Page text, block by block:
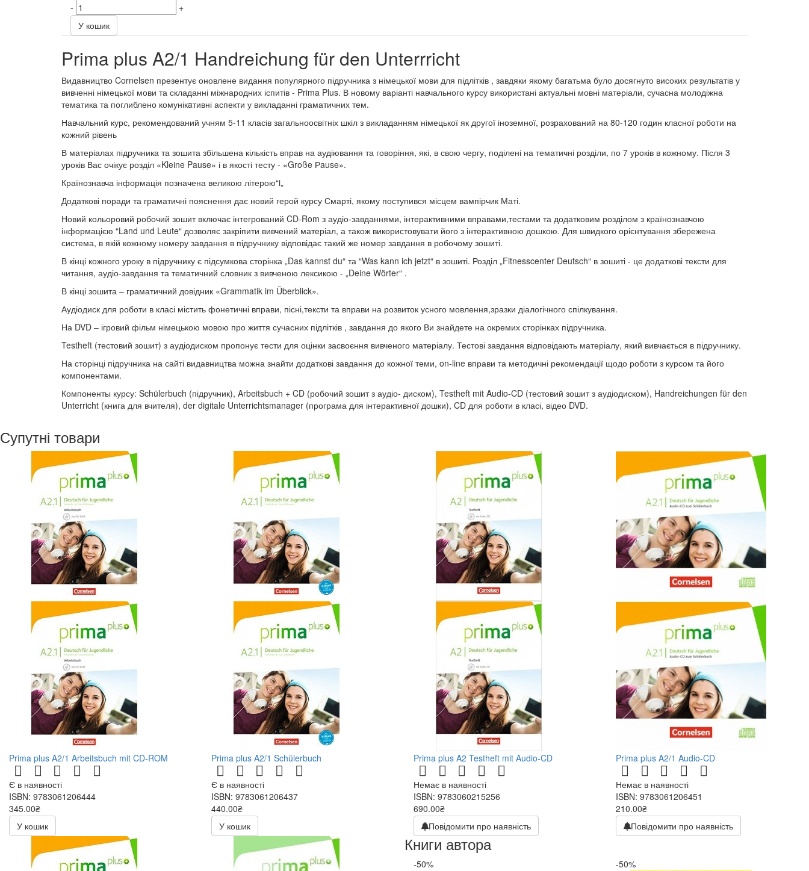
-
+
У кошик
Prima plus A2/1 Handreichung für den Unterrricht
Видавництво Cornelsen презентує оновлене видання популярного підручника з німецької мови для підлітків , завдяки якому багатьма було досягнуто високих результатів у
вивченні німецької мови та складанні міжнародних іспитів - Prima Plus. В новому варіанті навчального курсу використані актуальні мовні матеріали, сучасна молодіжна
тематика та поглиблено комунікaтивні аспекти у викладанні граматичних тем.
Навчальний курс, рекомендований учням 5-11 класів загальноосвітніх шкіл з викладанням німецької як другої іноземної, розрахований на 80-120 годин класної роботи на
кожний рівень
В матеріалах підручника та зошита збільшена кількість вправ на аудіювання та говоріння, які, в свою чергу, поділені на тематичні розділи, по 7 уроків в кожному. Після 3
уроків Вас очікує розділ «Kleine Pause» і в якості тесту - «Große Рause».
Країнознавча інформація позначена великою літерою“i„
Додаткові поради та граматичні пояснення дає новий герой курсу Смарті, якому поступився місцем вампірчик Маті.
Новий кольоровий робочий зошит включає інтегрований CD-Rom з аудіо-завданнями, інтерактивними вправами,тестами та додатковим розділом з країнознавчою
інформацією “Land und Leute“ дозволяє закріпити вивчений матеріал, а також використовувати його з інтерактивною дошкою. Для швидкого орієнтування збережена
система, в якій кожному номеру завдання в підручнику відповідає такий же номер завдання в робочому зошиті.
В кінці кожного уроку в підручнику є підсумкова сторінка „Das kannst du“ та “Was kann ich jetzt“ в зошиті. Розділ „Fitnesscenter Deutsch“ в зошиті - це додаткові тексти для
читання, аудіо-завдання та тематичний словник з вивченою лексикою - „Deine Wörter“ .
В кінці зошита – граматичний довідник «Grammatik im Überblick».
Аудіодиск для роботи в класі містить фонетичні вправи, пісні,тексти та вправи на розвиток усного мовлення,зразки діалогічного спілкування.
На DVD – ігровий фільм німецькою мовою про життя сучасних підлітків , завдання до якого Ви знайдете на окремих сторінках підручника.
Testheft (тестовий зошит) з аудіодиском пропонує тести для оцінки засвоєння вивченого матеріалу. Тестові завдання відповідають матеріалу, який вивчається в підручнику.
На сторінці підручника на сайті видавництва можна знайти додаткові завдання до кожної теми, on-line вправи та методичні рекомендації щодо роботи з курсом та його
компонентами.
Компоненты курсу: Schülerbuch (підручник), Arbeitsbuch + CD (робочий зошит з аудіо- диском), Testheft mit Audio-CD (тестовий зошит з аудіодиском), Handreichungen für den
Unterricht (книга для вчителя), der digitale Unterrichtsmanager (програма для інтерактивної дошки), CD для роботи в класі, відео DVD.
Супутні товари
Prima plus A2/1 Arbeitsbuch mit CD-ROM
Є в наявності
ISBN: 9783061206444
345.00₴
У кошик
Prima plus A2/1 Schülerbuch
Є в наявності
ISBN: 9783061206437
440.00₴
У кошик
Prima plus A2 Testheft mit Audio-CD
Немає в наявності
ISBN: 9783060215256
690.00₴
Повідомити про наявність
Prima plus A2/1 Audio-CD
Немає в наявності
ISBN: 9783061206451
210.00₴
Повідомити про наявність
Книги автора
-50% -50%